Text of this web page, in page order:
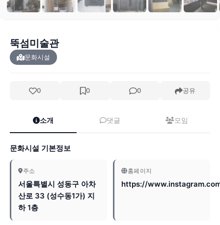
뚝섬미술관
문화시설
0 0 0 공유
소개 댓글 모임
문화시설 기본정보
주소
서울특별시 성동구 아차
산로 33 (성수동1가) 지
하 1층
홈페이지
https://